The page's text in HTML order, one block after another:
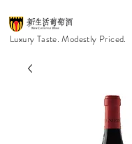
Luxury Taste. Modestly Priced.